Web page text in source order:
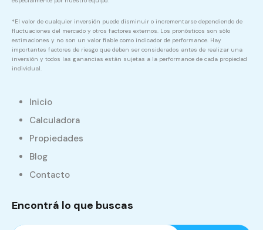
*El valor de cualquier inversión puede disminuir o incrementarse dependiendo de
fluctuaciones del mercado y otros factores externos. Los pronósticos son sólo
estimaciones y no son un valor fiable como indicador de performance. Hay
importantes factores de riesgo que deben ser considerados antes de realizar una
inversión y todos las ganancias están sujetas a la performance de cada propiedad
individual.
Inicio
Calculadora
Propiedades
Blog
Contacto
Encontrá lo que buscas